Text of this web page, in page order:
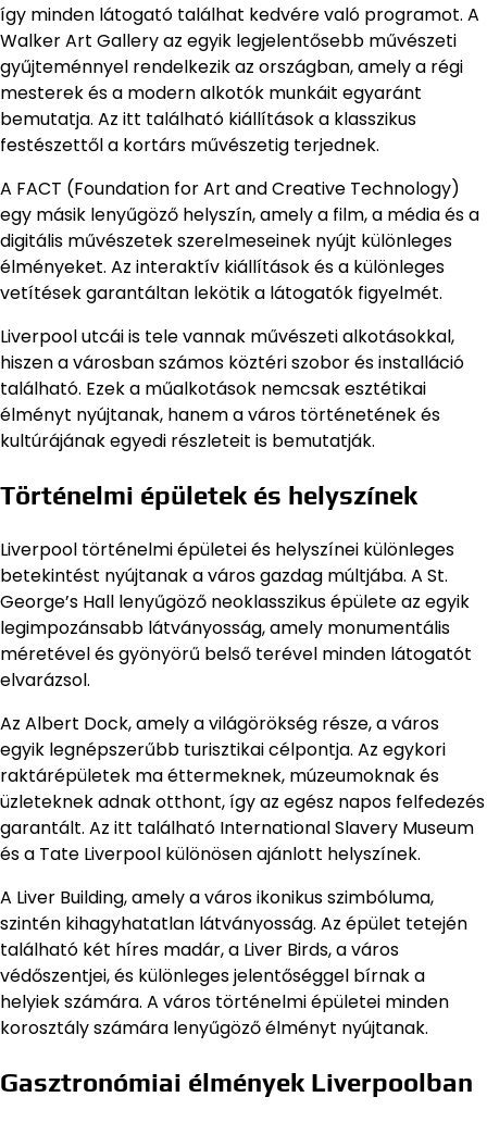
így minden látogató találhat kedvére való programot. A
Walker Art Gallery az egyik legjelentősebb művészeti
gyűjteménnyel rendelkezik az országban, amely a régi
mesterek és a modern alkotók munkáit egyaránt
bemutatja. Az itt található kiállítások a klasszikus
festészettől a kortárs művészetig terjednek.
A FACT (Foundation for Art and Creative Technology)
egy másik lenyűgöző helyszín, amely a film, a média és a
digitális művészetek szerelmeseinek nyújt különleges
élményeket. Az interaktív kiállítások és a különleges
vetítések garantáltan lekötik a látogatók figyelmét.
Liverpool utcái is tele vannak művészeti alkotásokkal,
hiszen a városban számos köztéri szobor és installáció
található. Ezek a műalkotások nemcsak esztétikai
élményt nyújtanak, hanem a város történetének és
kultúrájának egyedi részleteit is bemutatják.
Történelmi épületek és helyszínek
Liverpool történelmi épületei és helyszínei különleges
betekintést nyújtanak a város gazdag múltjába. A St.
George’s Hall lenyűgöző neoklasszikus épülete az egyik
legimpozánsabb látványosság, amely monumentális
méretével és gyönyörű belső terével minden látogatót
elvarázsol.
Az Albert Dock, amely a világörökség része, a város
egyik legnépszerűbb turisztikai célpontja. Az egykori
raktárépületek ma éttermeknek, múzeumoknak és
üzleteknek adnak otthont, így az egész napos felfedezés
garantált. Az itt található International Slavery Museum
és a Tate Liverpool különösen ajánlott helyszínek.
A Liver Building, amely a város ikonikus szimbóluma,
szintén kihagyhatatlan látványosság. Az épület tetején
található két híres madár, a Liver Birds, a város
védőszentjei, és különleges jelentőséggel bírnak a
helyiek számára. A város történelmi épületei minden
korosztály számára lenyűgöző élményt nyújtanak.
Gasztronómiai élmények Liverpoolban